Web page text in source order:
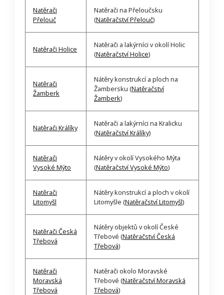
Natěrači
Přelouč
Natěrači na Přeloučsku
(Natěračství Přelouč)
Natěrači Holice
Natěrači a lakýrníci v okolí Holic
(Natěračství Holice)
Natěrači
Žamberk
Nátěry konstrukcí a ploch na
Žambersku (Natěračství
Žamberk)
Natěrači Králíky
Natěrači a lakýrníci na Kralicku
(Natěračství Králíky)
Natěrači
Vysoké Mýto
Nátěry v okolí Vysokého Mýta
(Natěračství Vysoké Mýto)
Natěrači
Litomyšl
Nátěry konstrukcí a ploch v okolí
Litomyšle (Natěračství Litomyšl)
Natěrači Česká
Třebová
Nátěry objektů v okolí České
Třebové (Natěračství Česká
Třebová)
Natěrači
Moravská
Třebová
Natěrači okolo Moravské
Třebové (Natěračství Moravská
Třebová)